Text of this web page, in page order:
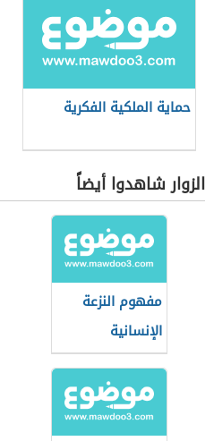
حماية الملكية الفكرية
الزوار شاهدوا أيضاً
مفهوم النزعة
الإنسانية